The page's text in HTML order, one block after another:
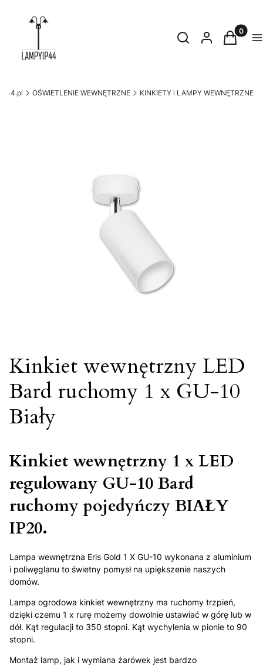
Otwórz
SzukajZaloguj sięKoszyk
OŚWIETLENIE WEWNĘTRZNE KINKIETY i LAMPY WEWNĘTRZNE
Kinkiet wewnętrzny LED
Bard ruchomy 1 x GU-10
Biały
Kinkiet wewnętrzny 1 x LED
regulowany GU-10 Bard
ruchomy pojedyńczy BIAŁY
IP20.
Lampa wewnętrzna Eris Gold 1 X GU-10 wykonana z aluminium
i poliwęglanu to świetny pomysł na upiększenie naszych
domów.
Lampa ogrodowa kinkiet wewnętrzny ma ruchomy trzpień,
dzięki czemu 1 x rurę możemy dowolnie ustawiać w górę lub w
dół. Kąt regulacji to 350 stopni. Kąt wychylenia w pionie to 90
stopni.
Montaż lamp, jak i wymiana żarówek jest bardzo